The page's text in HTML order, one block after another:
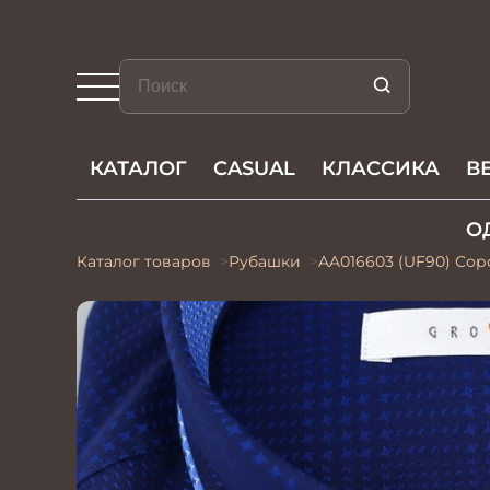
КАТАЛОГ CASUAL КЛАССИКА
Каталог товаров Рубашки AA016603 (UF90)